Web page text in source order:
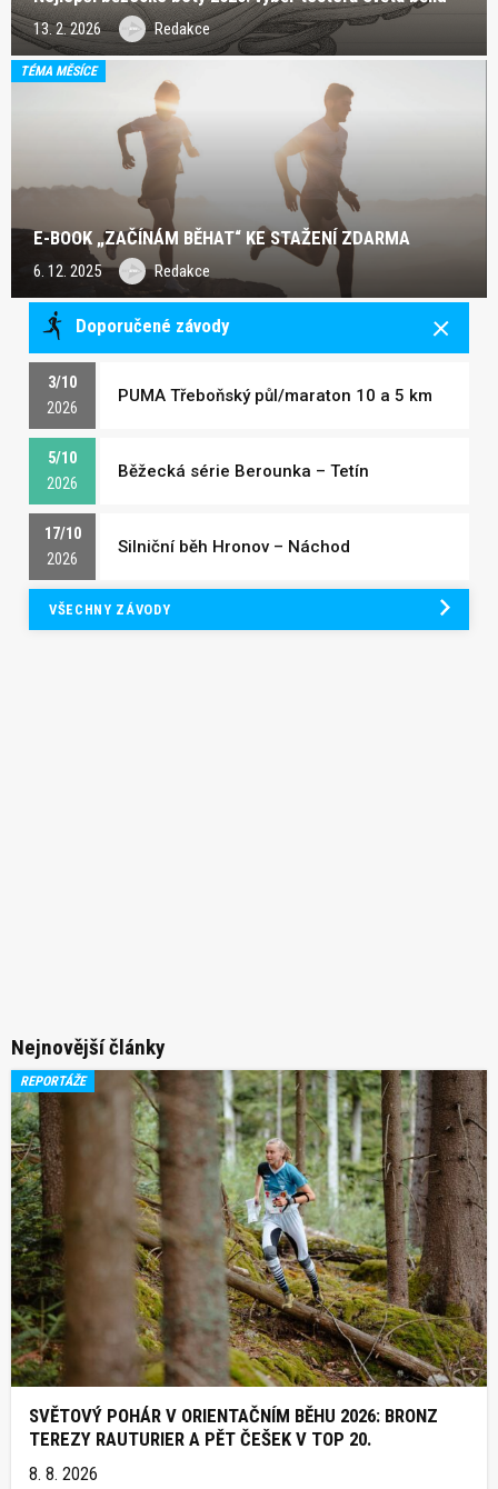
13. 2. 2026 Redakce
TÉMA MĚSÍCE
E-BOOK „ZAČÍNÁM BĚHAT“ KE STAŽENÍ ZDARMA
6. 12. 2025 Redakce
Doporučené závody
3/10
2026
PUMA Třeboňský půl/maraton 10 a 5 km
5/10
2026
Běžecká série Berounka – Tetín
17/10
2026
Silniční běh Hronov – Náchod
VŠECHNY ZÁVODY
Nejnovější články
REPORTÁŽE
SVĚTOVÝ POHÁR V ORIENTAČNÍM BĚHU 2026: BRONZ
TEREZY RAUTURIER A PĚT ČEŠEK V TOP 20.
8. 8. 2026